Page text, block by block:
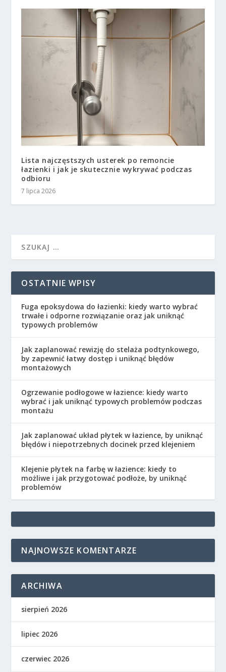
Lista najczęstszych usterek po remoncie
łazienki i jak je skutecznie wykrywać podczas
odbioru
7 lipca 2026
OSTATNIE WPISY
Fuga epoksydowa do łazienki: kiedy warto wybrać
trwałe i odporne rozwiązanie oraz jak uniknąć
typowych problemów
Jak zaplanować rewizję do stelaża podtynkowego,
by zapewnić łatwy dostęp i uniknąć błędów
montażowych
Ogrzewanie podłogowe w łazience: kiedy warto
wybrać i jak uniknąć typowych problemów podczas
montażu
Jak zaplanować układ płytek w łazience, by uniknąć
błędów i niepotrzebnych docinek przed klejeniem
Klejenie płytek na farbę w łazience: kiedy to
możliwe i jak przygotować podłoże, by uniknąć
problemów
NAJNOWSZE KOMENTARZE
ARCHIWA
sierpień 2026
lipiec 2026
czerwiec 2026